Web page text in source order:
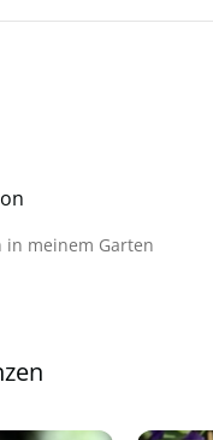
in meinem Garten